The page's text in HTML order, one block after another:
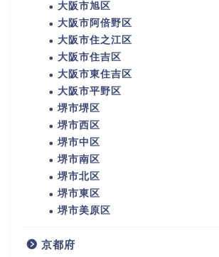
大阪市旭区
大阪市阿倍野区
大阪市住之江区
大阪市住吉区
大阪市東住吉区
大阪市平野区
堺市堺区
堺市西区
堺市中区
堺市南区
堺市北区
堺市東区
堺市美原区
京都府